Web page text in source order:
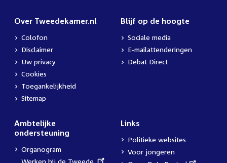
Over Tweedekamer.nl
Colofon
Disclaimer
Uw privacy
Cookies
Toegankelijkheid
Sitemap
Blijf op de hoogte
Sociale media
E-mailattenderingen
Debat Direct
Ambtelijke
ondersteuning
Organogram
External
Werken bij de Tweede
Links
Politieke websites
Voor jongeren